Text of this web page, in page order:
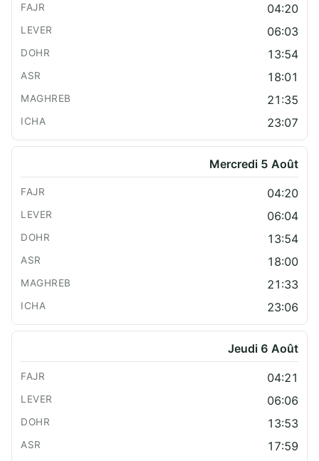
04:20
06:03
13:54
18:01
21:35
23:07
Mercredi 5 Août
04:20
06:04
13:54
18:00
21:33
23:06
Jeudi 6 Août
04:21
06:06
13:53
17:59